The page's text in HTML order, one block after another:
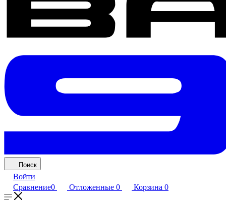
Поиск
Войти
Сравнение0 Отложенные 0 Корзина 0